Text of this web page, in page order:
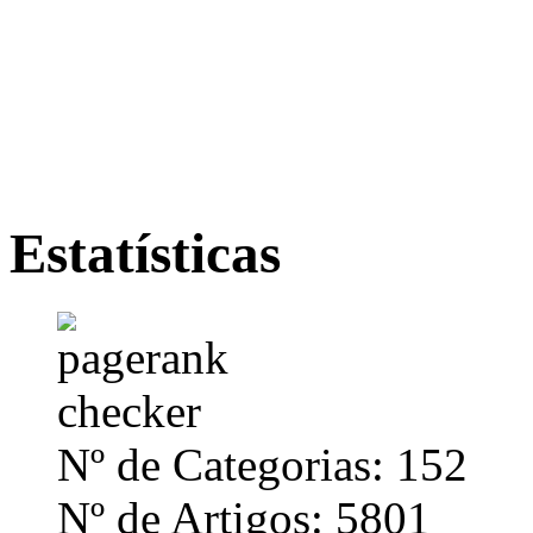
Estatísticas
Nº de Categorias: 152
Nº de Artigos: 5801